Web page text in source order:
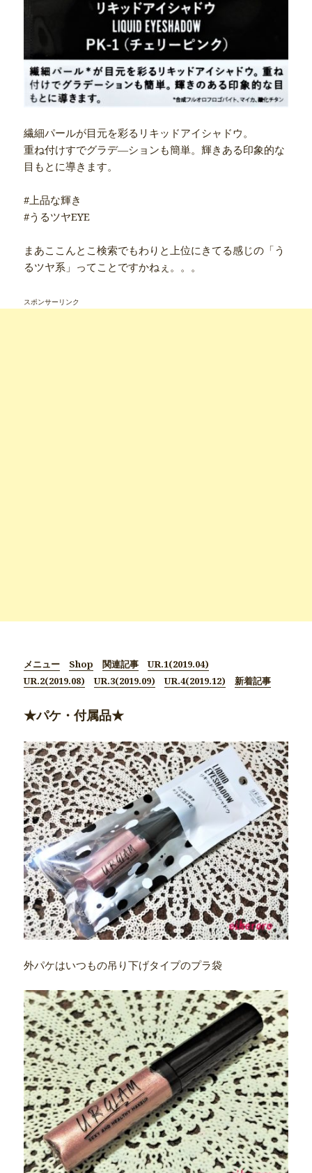
繊細パールが目元を彩るリキッドアイシャドウ。
重ね付けすでグラデ―ションも簡単。輝きある印象的な
目もとに導きます。
#上品な輝き
#うるツヤEYE
まあここんとこ検索でもわりと上位にきてる感じの「う
るツヤ系」ってことですかねぇ。。。
スポンサーリンク
メニュー Shop 関連記事
UR.1(2019.04)
UR.2(2019.08)
UR.3(2019.09) UR.4(2019.12) 新着記事
★パケ・付属品★
外パケはいつもの吊り下げタイプのプラ袋